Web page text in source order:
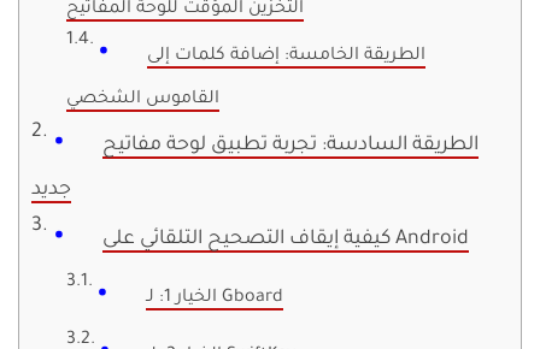
التخزين المؤقت للوحة المفاتيح
الطريقة الخامسة: إضافة كلمات إلى
القاموس الشخصي
الطريقة السادسة: تجربة تطبيق لوحة مفاتيح
جديد
كيفية إيقاف التصحيح التلقائي على Android
الخيار 1: لـ Gboard